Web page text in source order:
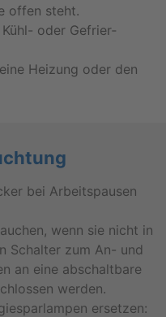
offen steht.
Kühl- oder Ge­frier­
Hei­zung oder den
bei Ar­beits­pau­sen
wenn sie nicht in
Schal­ter zum An- und
an eine ab­schalt­ba­re
wer­den.
er­set­zen: